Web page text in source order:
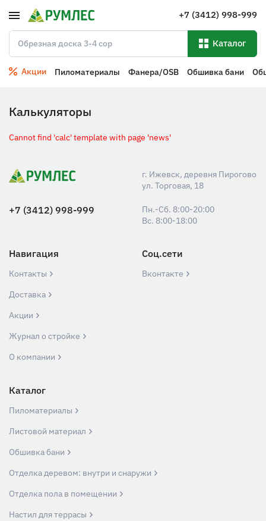
+7 (3412) 998-999
Каталог
Акции Пиломатериалы Фанера/OSB Обшивка бани
Калькуляторы
Cannot find 'calc' template with page 'news'
г. Ижевск, деревня Пирогово
ул. Торговая, 18
+7 (3412) 998-999
Пн.-Сб. 8:00-20:00
Вс. 8:00-18:00
Навигация
Контакты
Доставка
Акции
Журнал о стройке
О компании
Соц.сети
Вконтакте
Каталог
Пиломатериалы
Листовой материал
Обшивка бани
Отделка деревом: внутри и снаружи
Отделка пола в помещении
Настил для террасы